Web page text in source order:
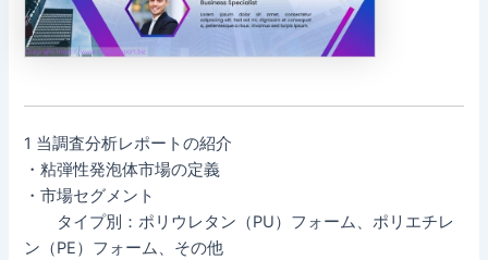
1 当調査分析レポートの紹介
・粘弾性発泡体市場の定義
・市場セグメント
タイプ別：ポリウレタン（PU）フォーム、ポリエチレ
ン（PE）フォーム、その他